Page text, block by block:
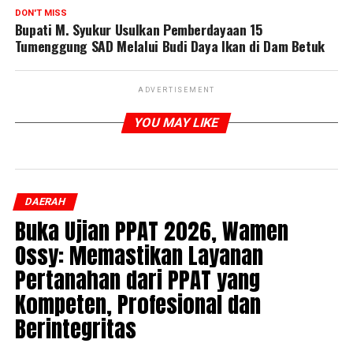
DON'T MISS
Bupati M. Syukur Usulkan Pemberdayaan 15
Tumenggung SAD Melalui Budi Daya Ikan di Dam Betuk
ADVERTISEMENT
YOU MAY LIKE
DAERAH
Buka Ujian PPAT 2026, Wamen
Ossy: Memastikan Layanan
Pertanahan dari PPAT yang
Kompeten, Profesional dan
Berintegritas